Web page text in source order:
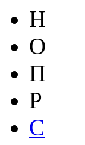
Н
О
П
Р
С